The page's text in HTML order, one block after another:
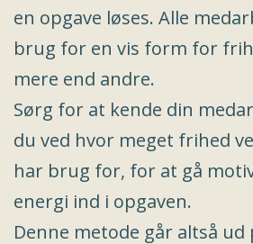
en opgave løses. Alle
brug for en vis form for
mere end andre.
Sørg for at kende din
du ved hvor meget frihed
har brug for, for at gå
energi ind i opgaven.
Denne metode går altså ud